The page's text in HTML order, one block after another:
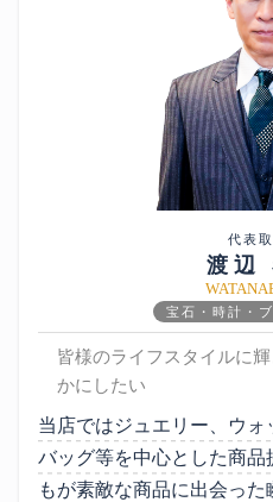
代表
渡辺
宝石・時計・
皆様のライフスタイルに
かにしたい
当店ではジュエリー、ウ
バッグ等を中心とした商
もが素敵な商品に出会っ